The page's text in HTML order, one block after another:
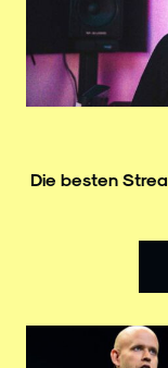
Die besten